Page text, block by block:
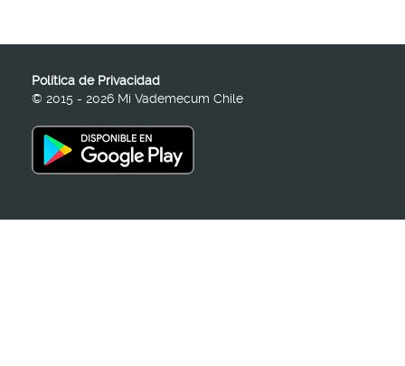
Política de Privacidad
© 2015 - 2026 Mi Vademecum Chile